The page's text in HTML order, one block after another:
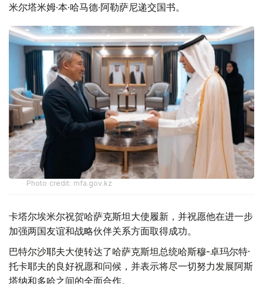
米尔塔米姆·本·哈马德·阿勒萨尼递交国书。
Photo credit: mfa.gov.kz
卡塔尔埃米尔祝贺哈萨克斯坦大使履新，并祝愿他在进一步
加强两国友谊和战略伙伴关系方面取得成功。
巴特尔沙耶夫大使转达了哈萨克斯坦总统哈斯穆-卓玛尔特·
托卡耶夫的良好祝愿和问候，并表示将尽一切努力发展阿斯
塔纳和多哈之间的全面合作。